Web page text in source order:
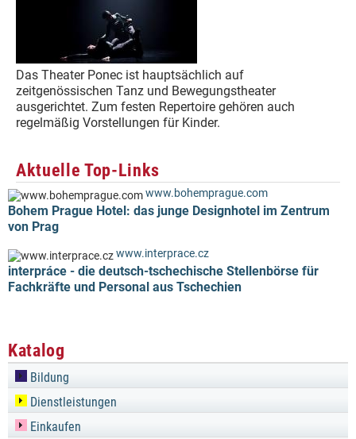
Das Theater Ponec ist hauptsächlich auf
zeitgenössischen Tanz und Bewegungstheater
ausgerichtet. Zum festen Repertoire gehören auch
regelmäßig Vorstellungen für Kinder.
Aktuelle Top-Links
www.bohemprague.com
Bohem Prague Hotel: das junge Designhotel im Zentrum
von Prag
www.interprace.cz
interpráce - die deutsch-tschechische Stellenbörse für
Fachkräfte und Personal aus Tschechien
Katalog
Bildung
Dienstleistungen
Einkaufen